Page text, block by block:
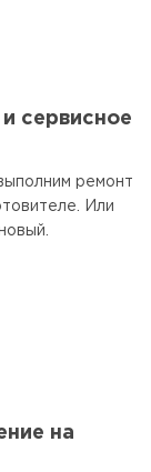
сервисное
ремонт
Или
на